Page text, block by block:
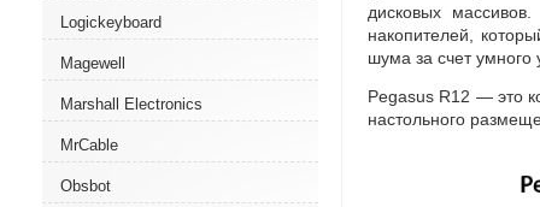
Logickeyboard
Magewell
Marshall Electronics
MrCable
Obsbot
дисковых
накопителей
шума за счет
Pegasus R12 — это
настольного